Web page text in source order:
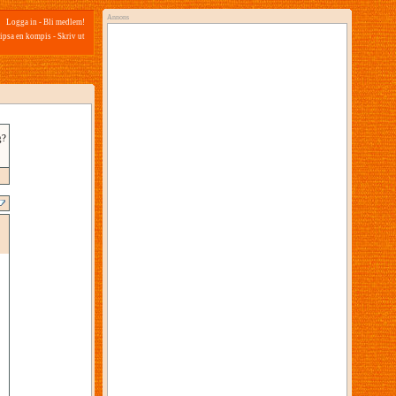
Logga in - Bli medlem!
en kompis - Skriv ut
Annons